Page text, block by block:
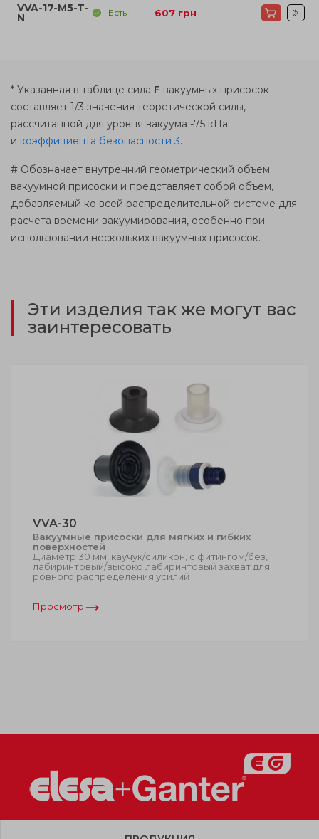
VVA-17-M5-T-
N Есть 607 грн
* Указанная в таблице сила F вакуумных присосок
составляет 1/3 значения теоретической силы,
рассчитанной для уровня вакуума -75 кПа
и коэффициента безопасности 3.
# Обозначает внутренний геометрический объем
вакуумной присоски и представляет собой объем,
добавляемый ко всей распределительной системе для
расчета времени вакуумирования, особенно при
использовании нескольких вакуумных присосок.
Эти изделия так же могут вас
заинтересовать
VVA-30
Вакуумные присоски для мягких и гибких
поверхностей
Диаметр 30 мм, каучук/силикон, с фитингом/без,
лабиринтовый/высоко лабиринтовый захват для
ровного распределения усилий
Просмотр